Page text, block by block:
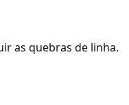
as quebras de linha.